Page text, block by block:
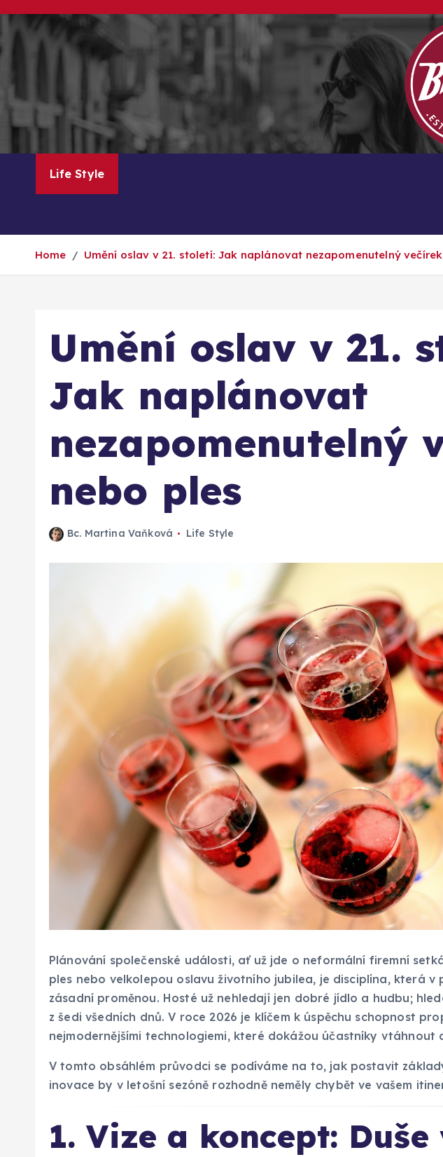
i
t
Life Style
Home Umění oslav v 21. století: Jak naplánovat nezapomenutelný
Umění oslav v 21.
Jak naplánovat
nezapomenutelný
nebo ples
Bc. Martina Vaňková Life Style
Plánování společenské události, ať už jde o neformální firemní
ples nebo velkolepou oslavu životního jubilea, je disciplína, která v
zásadní proměnou. Hosté už nehledají jen dobré jídlo a hudbu;
z šedi všedních dnů. V roce 2026 je klíčem k úspěchu schopnost
nejmodernějšími technologiemi, které dokážou účastníky vtáhnout
V tomto obsáhlém průvodci se podíváme na to, jak postavit
inovace by v letošní sezóně rozhodně neměly chybět ve vašem
1. Vize a koncept: Duše